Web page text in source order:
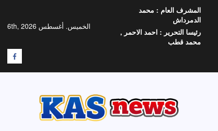
المحتوى
الخميس. أغسطس 6th, 2026
المشرف العام : محمد
الدمرداش
رئيسا التحرير : احمد الاحمر ,
محمد قطب
F